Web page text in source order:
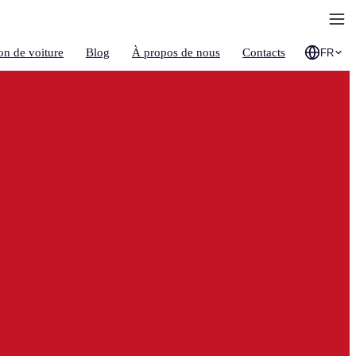
de voiture Blog À propos de nous Contacts FR